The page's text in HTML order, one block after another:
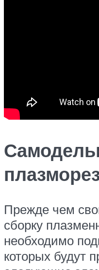
Прежде чем
сборку
необходимо
которых будут